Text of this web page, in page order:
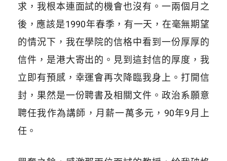
求，我根本連面試的機會也沒有。一兩個月之
後，應該是1990年春季，有一天，在毫無期望
的情況下，我在學院的信格中看到一份厚厚的
信件，是港大寄出的。見到這封信的厚度，我
立即有預感，幸運會再次降臨我身上。打開信
封，果然是一份聘書及相關文件。政治系願意
聘任我作為講師，月薪一萬多元，90年9月上
任。